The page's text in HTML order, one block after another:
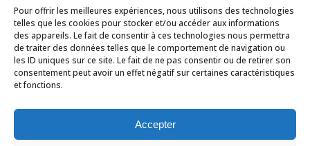
Pour offrir les meilleures expériences, nous utilisons des technologies
telles que les cookies pour stocker et/ou accéder aux informations
des appareils. Le fait de consentir à ces technologies nous permettra
de traiter des données telles que le comportement de navigation ou
les ID uniques sur ce site. Le fait de ne pas consentir ou de retirer son
consentement peut avoir un effet négatif sur certaines caractéristiques
et fonctions.
Accepter
Stage “Petits Lutins” Formation EB1
la Loire de Badminton -